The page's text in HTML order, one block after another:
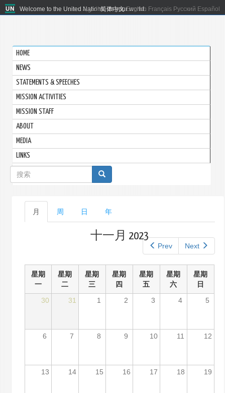
Welcome to the United Nations. It's your world.
العربية 简体中文 English Français Русский Español
HOME
NEWS
STATEMENTS & SPEECHES
MISSION ACTIVITIES
MISSION STAFF
ABOUT
MEDIA
LINKS
搜
索
表
单
主
标
月 周 日 年
Prev Next
十一月 2023
星期
一
星期
二
星期
三
星期
四
星期
五
星期
六
星期
日
30
31 1 2 3 4 5
6 7 8 9 10 11 12
13 14 15 16 17 18 19